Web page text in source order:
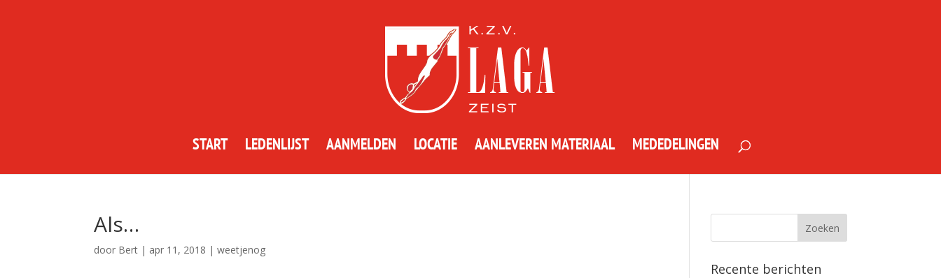
START LEDENLIJST AANMELDEN LOCATIE AANLEVEREN MATERIAAL MEDEDELINGEN
Als…
door Bert | apr 11, 2018 |weetjenog
Recente berichten